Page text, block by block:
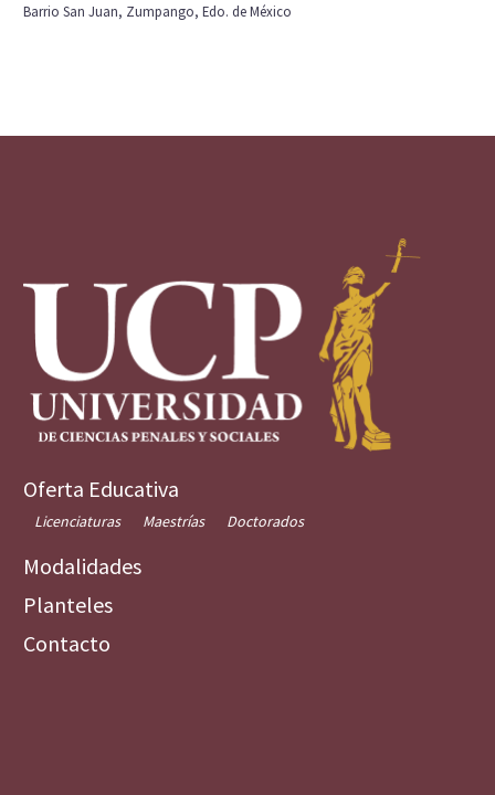
Barrio San Juan, Zumpango, Edo. de México
Oferta Educativa
Licenciaturas Maestrías Doctorados
Modalidades
Planteles
Contacto